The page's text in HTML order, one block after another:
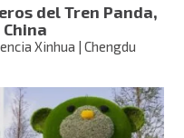
del Tren Panda,
Xinhua | Chengdu